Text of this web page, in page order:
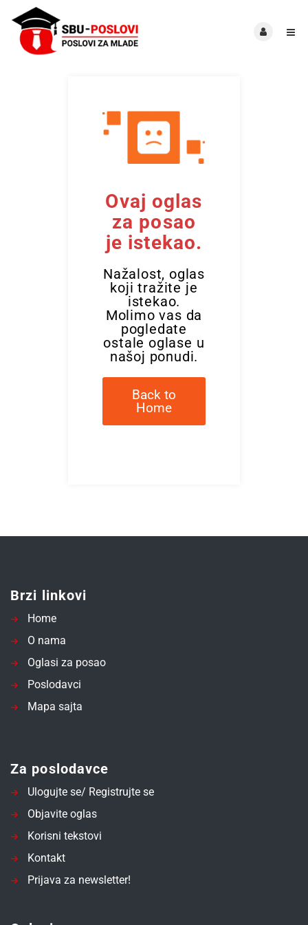
Ovaj oglas
za posao
je istekao.
Nažalost, oglas
koji tražite je
istekao.
Molimo vas da
pogledate
ostale oglase u
našoj ponudi.
Back to
Home
Brzi linkovi
Home
O nama
Oglasi za posao
Poslodavci
Mapa sajta
Za poslodavce
Ulogujte se/ Registrujte se
Objavite oglas
Korisni tekstovi
Kontakt
Prijava za newsletter!